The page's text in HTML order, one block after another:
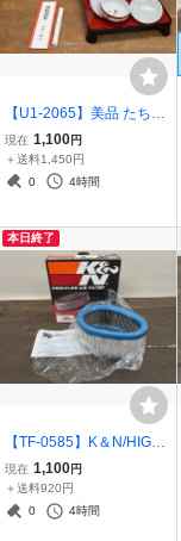
【U1-2065】美品 たち吉
めぐみ お食べ初め揃 お食
い初め セット 東京引取可
【千円市場】
現在 1,100円
＋送料1,450円
0
4時間
本日終了
【TF-0585】K＆N/HIGH-
FLOW エアフィルター/エ
アクリーナー 品番BU-900
3 東京引取可 同梱可【千
現在 1,100円
＋送料920円
0
4時間